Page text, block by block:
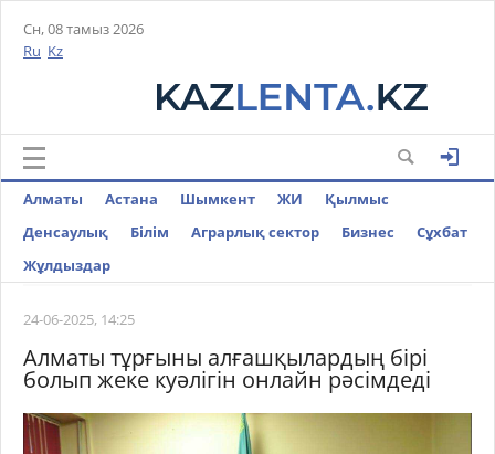
Сн, 08 тамыз 2026
Ru Kz
Алматы Астана Шымкент ЖИ
Қылмыс
Денсаулық
Білім Аграрлық сектор Бизнес
Cұхбат
Жұлдыздар
24-06-2025, 14:25
Алматы тұрғыны алғашқылардың бірі
болып жеке куәлігін онлайн рәсімдеді